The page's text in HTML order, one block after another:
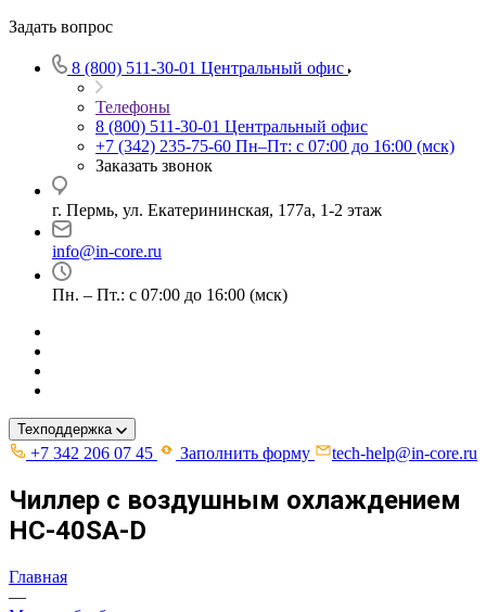
Задать вопрос
8 (800) 511-30-01 Центральный офис
Телефоны
8 (800) 511-30-01 Центральный офис
+7 (342) 235-75-60 Пн–Пт: с 07:00 до 16:00 (мск)
Заказать звонок
г. Пермь, ул. ​Екатерининская, 177а, ​1-2 этаж
info@in-core.ru
Пн. – Пт.: с 07:00 до 16:00 (мск)
Техподдержка
+7 342 206 07 45 Заполнить форму tech-help@in-core.ru
Чиллер с воздушным охлаждением
HC-40SA-D
Главная
—